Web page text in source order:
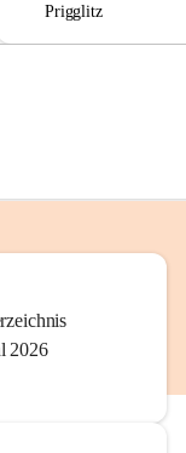
Prigglitz
2026